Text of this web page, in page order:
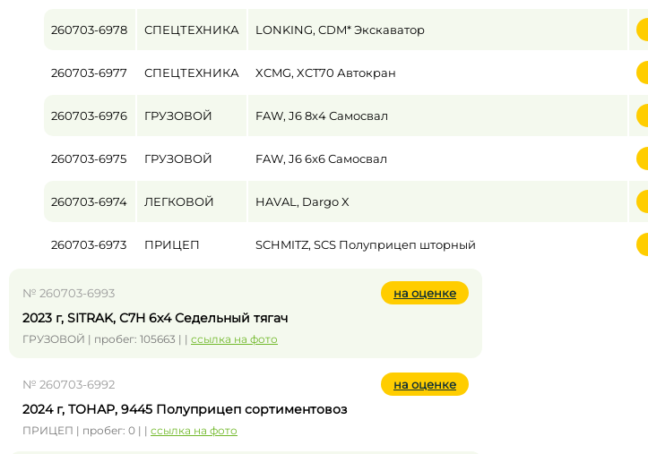
260703-6978 СПЕЦТЕХНИКА LONKING, CDM* Экскаватор
260703-6977 СПЕЦТЕХНИКА XCMG, XCT70 Автокран
260703-6976 ГРУЗОВОЙ FAW, J6 8x4 Самосвал
260703-6975 ГРУЗОВОЙ FAW, J6 6x6 Самосвал
260703-6974 ЛЕГКОВОЙ HAVAL, Dargo X
260703-6973 ПРИЦЕП SCHMITZ, SCS Полуприцеп шторный
№ 260703-6993 на оценке
2023 г, SITRAK, C7H 6x4 Седельный тягач
ГРУЗОВОЙ | пробег: 105663 | | ссылка на фото
№ 260703-6992 на оценке
2024 г, ТОНАР, 9445 Полуприцеп сортиментовоз
ПРИЦЕП | пробег: 0 | | ссылка на фото